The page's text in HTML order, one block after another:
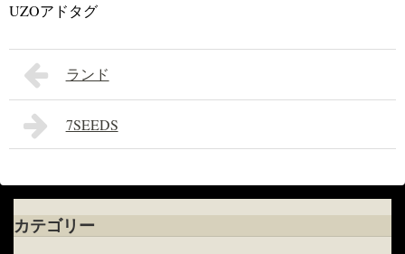
UZOアドタグ
ランド
7SEEDS
カテゴリー